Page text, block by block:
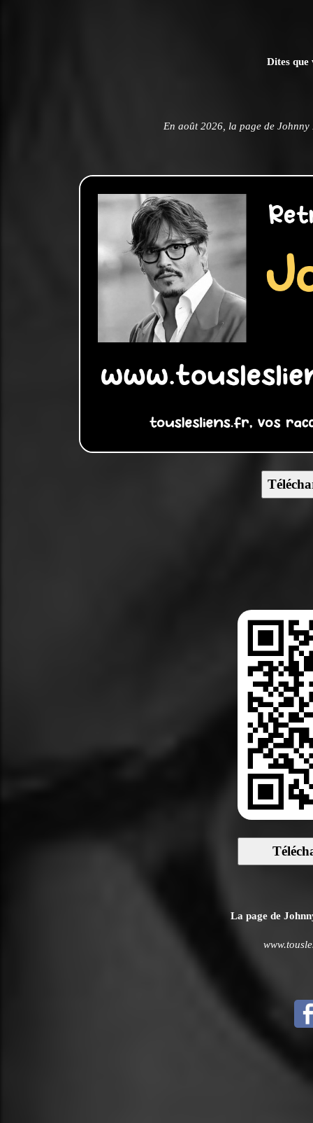
Dites que
En août 2026, la page de
La page de